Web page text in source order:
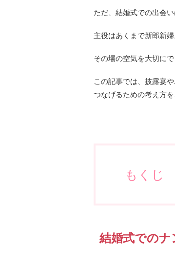
ただ、結婚式での出会
主役はあくまで新郎新婦
その場の空気を大切に
この記事では、披露宴
つなげるための考え方
もくじ
結婚式での